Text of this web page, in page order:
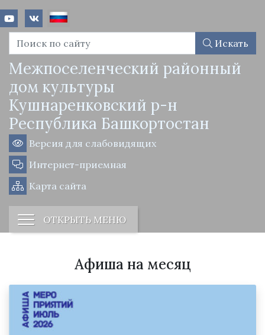
Искать
Межпоселенческий районный
дом культуры
Кушнаренковский р-н
Республика Башкортостан
Версия для слабовидящих
Интернет-приемная
Карта сайта
ОТКРЫТЬ МЕНЮ
Афиша на месяц